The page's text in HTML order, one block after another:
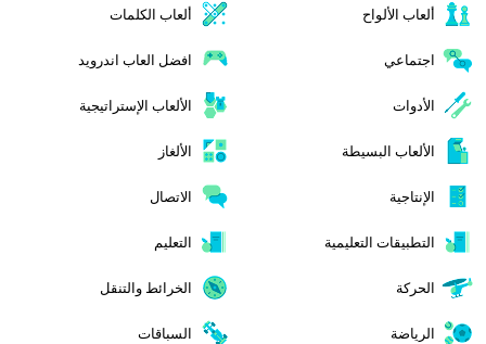
ألعاب الألواح ألعاب الكلمات
اجتماعي افضل العاب اندرويد
الأدوات الألعاب الإستراتيجية
الألعاب البسيطة الألغاز
الإنتاجية الاتصال
التطبيقات التعليمية التعليم
الحركة الخرائط والتنقل
الرياضة السباقات